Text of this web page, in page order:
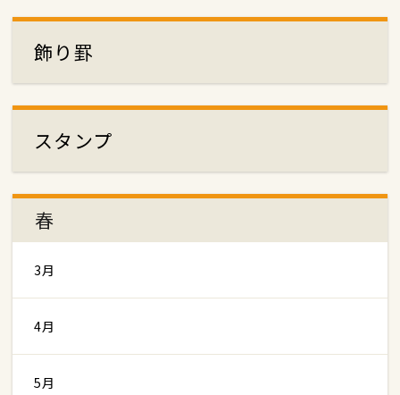
飾り罫
スタンプ
春
3月
4月
5月